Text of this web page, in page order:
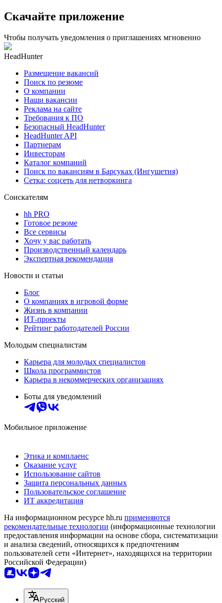
Скачайте приложение
Чтобы получать уведомления о приглашениях мгновенно
HeadHunter
Размещение вакансий
Поиск по резюме
О компании
Наши вакансии
Реклама на сайте
Требования к ПО
Безопасный HeadHunter
HeadHunter API
Партнерам
Инвесторам
Каталог компаний
Поиск по вакансиям в Барсуках (Ингушетия)
Сетка: соцсеть для нетворкинга
Соискателям
hh PRO
Готовое резюме
Все сервисы
Хочу у вас работать
Производственный календарь
Экспертная рекомендация
Новости и статьи
Блог
О компаниях в игровой форме
Жизнь в компании
ИТ-проекты
Рейтинг работодателей России
Молодым специалистам
Карьера для молодых специалистов
Школа программистов
Карьера в некоммерческих организациях
Боты для уведомлений
Мобильное приложение
Этика и комплаенс
Оказание услуг
Использование сайтов
Защита персональных данных
Пользовательское соглашение
ИТ аккредитация
На информационном ресурсе hh.ru применяются
рекомендательные технологии (информационные технологии
предоставления информации на основе сбора, систематизации
и анализа сведений, относящихся к предпочтениям
пользователей сети «Интернет», находящихся на территории
Российской Федерации)
Русский